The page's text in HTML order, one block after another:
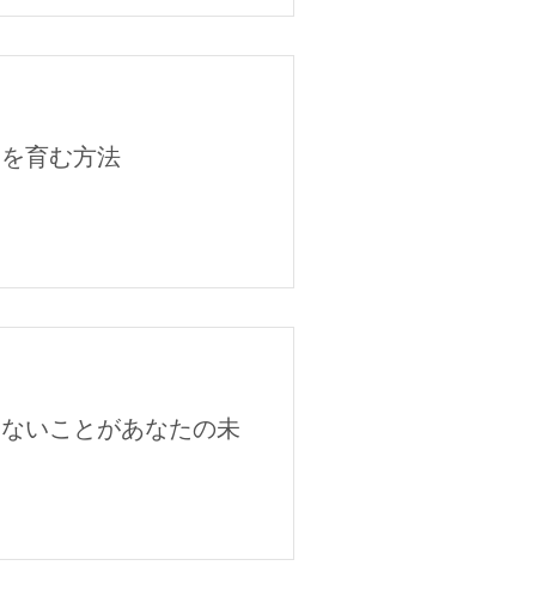
育む方法
いことがあなたの未